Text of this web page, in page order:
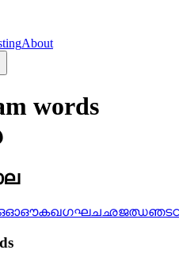
About
words
ഓഔകഖഗഘചഛജഝഞട